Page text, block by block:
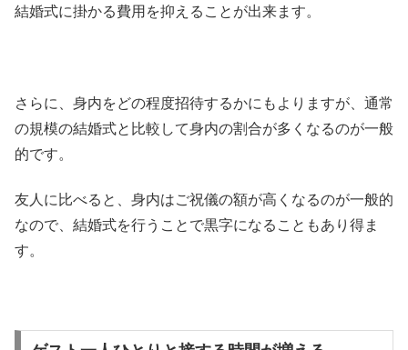
結婚式に掛かる費用を抑えることが出来ます。
さらに、身内をどの程度招待するかにもよりますが、通常
の規模の結婚式と比較して身内の割合が多くなるのが一般
的です。
友人に比べると、身内はご祝儀の額が高くなるのが一般的
なので、結婚式を行うことで黒字になることもあり得ま
す。